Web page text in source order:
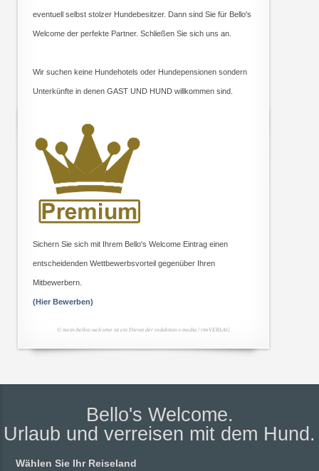
eventuell selbst stolzer Hundebesitzer. Dann sind Sie für Bello's
Welcome der perfekte Partner. Schließen Sie sich uns an.
Wir suchen keine Hundehotels oder Hundepensionen sondern
Unterkünfte in denen GAST UND HUND willkommen sind.
Sichern Sie sich mit Ihrem Bello's Welcome Eintrag einen
entscheidenden Wettbewerbsvorteil gegenüber Ihren
Mitbewerbern.
(Hier Bewerben)
© mein-bellos-welcome ist ein Dienst der redaktion-i-media / rimVERLAG
Bello's Welcome.
Urlaub und verreisen mit dem Hund.
Wählen Sie Ihr Reiseland